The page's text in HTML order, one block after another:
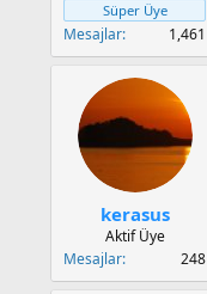
Süper Üye
Mesajlar 1,461
kerasus
Aktif Üye
Mesajlar
248